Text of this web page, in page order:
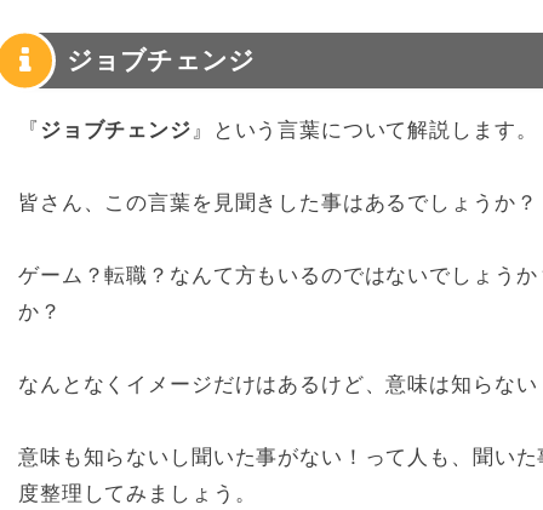
ジョブチェンジ
『 ジョブチェンジ』という言葉について解説します。
皆さん、この言葉を見聞きした事はあるでしょうか？
ゲーム？転職？なんて方もいるのではないでしょう
か？
なんとなくイメージだけはあるけど、意味は知らな
意味も知らないし聞いた事がない！って人も、聞い
度整理してみましょう。